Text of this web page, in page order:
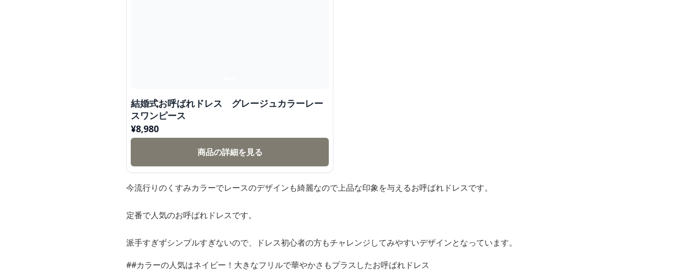
結婚式お呼ばれドレス グレージュカラーレー
スワンピース
¥8,980
商品の詳細を見る
今流行りのくすみカラーでレースのデザインも綺麗なので上品な印象を与えるお呼ばれドレスです。
定番で人気のお呼ばれドレスです。
派手すぎずシンプルすぎないので、ドレス初心者の方もチャレンジしてみやすいデザインとなっています。
##カラーの人気はネイビー！大きなフリルで華やかさもプラスしたお呼ばれドレス